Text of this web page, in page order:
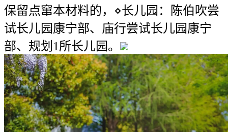
保留点窜本材料的，⋄长儿园：陈伯吹尝
试长儿园康宁部、庙行尝试长儿园康宁
部、规划1所长儿园。